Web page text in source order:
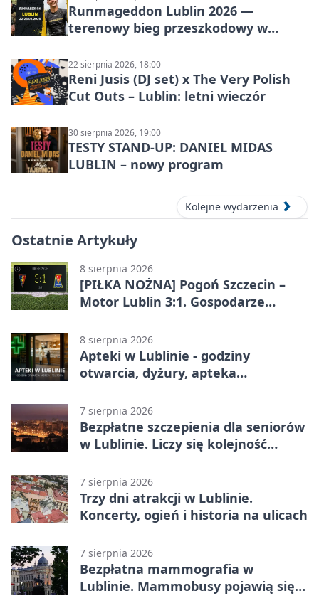
Runmageddon Lublin 2026 —
terenowy bieg przeszkodowy w
22 sierpnia 2026, 18:00
Reni Jusis (DJ set) x The Very Polish
Cut Outs – Lublin: letni wieczór
30 sierpnia 2026, 19:00
TESTY STAND-UP: DANIEL MIDAS
LUBLIN – nowy program
Kolejne wydarzenia
Ostatnie Artykuły
8 sierpnia 2026
[PIŁKA NOŻNA] Pogoń Szczecin –
Motor Lublin 3:1. Gospodarze
Ekstraklasy
8 sierpnia 2026
Apteki w Lublinie - godziny
otwarcia, dyżury, apteka
7 sierpnia 2026
Bezpłatne szczepienia dla seniorów
w Lublinie. Liczy się kolejność
7 sierpnia 2026
Trzy dni atrakcji w Lublinie.
Koncerty, ogień i historia na ulicach
7 sierpnia 2026
Bezpłatna mammografia w
Lublinie. Mammobusy pojawią się